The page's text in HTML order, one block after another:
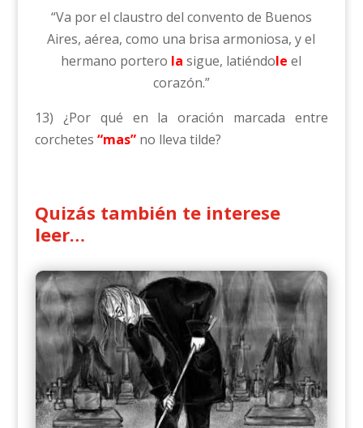
“Va por el claustro del convento de Buenos
Aires, aérea, como una brisa armoniosa, y el
hermano portero la sigue, latiéndole el
corazón.”
13) ¿Por qué en la oración marcada entre
corchetes “mas” no lleva tilde?
Quizás también te interese
leer…